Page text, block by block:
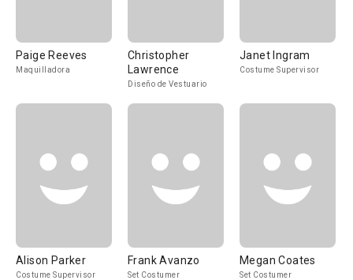
Paige Reeves
Maquilladora
Christopher
Lawrence
Diseño de Vestuario
Janet Ingram
Costume Supervisor
Alison Parker
Costume Supervisor
Frank Avanzo
Set Costumer
Megan Coates
Set Costumer